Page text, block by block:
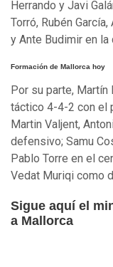
Herrando y Javi
Torró, Rubén
y Ante Budimir en la
Formación de Mallorca hoy
Por su parte,
táctico 4-4-2 con el
Martin Valjent,
defensivo; Samu
Pablo Torre en el
Vedat Muriqi como
Sigue aquí el
a Mallorca